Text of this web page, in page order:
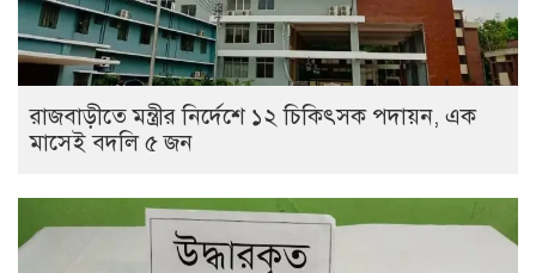
রাজবাড়ীতে মন্ত্রীর নির্দেশে ১২ চিকিৎসক পদায়ন, এক
মাসেই বদলি ৫ জন